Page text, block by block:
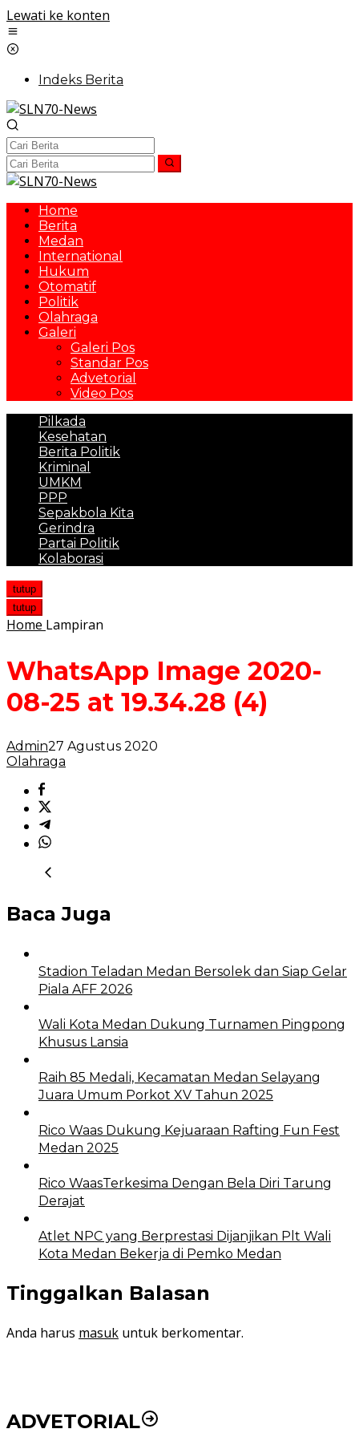
Lewati ke konten
Indeks Berita
Home
Berita
Medan
International
Hukum
Otomatif
Politik
Olahraga
Galeri
Galeri Pos
Standar Pos
Advetorial
Video Pos
Pilkada
Kesehatan
Berita Politik
Kriminal
UMKM
PPP
Sepakbola Kita
Gerindra
Partai Politik
Kolaborasi
tutup
tutup
Home Lampiran
WhatsApp Image 2020-
08-25 at 19.34.28 (4)
Admin27 Agustus 2020
Olahraga
Baca Juga
Stadion Teladan Medan Bersolek dan Siap Gelar
Piala AFF 2026
Wali Kota Medan Dukung Turnamen Pingpong
Khusus Lansia
Raih 85 Medali, Kecamatan Medan Selayang
Juara Umum Porkot XV Tahun 2025
Rico Waas Dukung Kejuaraan Rafting Fun Fest
Medan 2025
Rico WaasTerkesima Dengan Bela Diri Tarung
Derajat
Atlet NPC yang Berprestasi Dijanjikan Plt Wali
Kota Medan Bekerja di Pemko Medan
Tinggalkan Balasan
Anda harus masuk untuk berkomentar.
ADVETORIAL